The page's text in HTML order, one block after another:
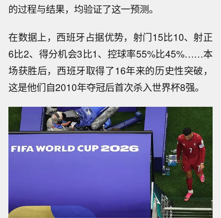
的过程与结果，均验证了这一预测。
在数据上，西班牙占据优势，射门15比10、射正
6比2、得分机会3比1、控球率55%比45%……本
场获胜后，西班牙取得了16年来的历史性突破，
这是他们自2010年夺冠后首次杀入世界杯8强。